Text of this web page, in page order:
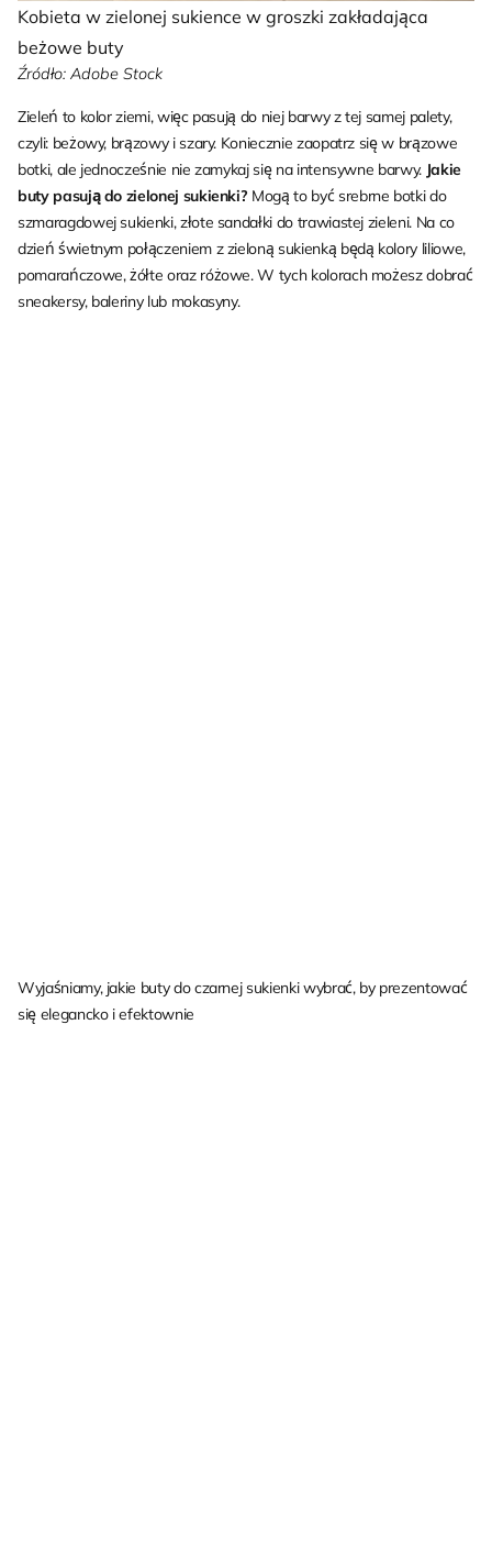
Kobieta w zielonej sukience w groszki zakładająca
beżowe buty
Źródło: Adobe Stock
Zieleń to kolor ziemi, więc pasują do niej barwy z tej samej palety,
czyli: beżowy, brązowy i szary. Koniecznie zaopatrz się w brązowe
botki, ale jednocześnie nie zamykaj się na intensywne barwy. Jakie
buty pasują do zielonej sukienki? Mogą to być srebrne botki do
szmaragdowej sukienki, złote sandałki do trawiastej zieleni. Na co
dzień świetnym połączeniem z zieloną sukienką będą kolory liliowe,
pomarańczowe, żółte oraz różowe. W tych kolorach możesz dobrać
sneakersy, baleriny lub mokasyny.
Wyjaśniamy, jakie buty do czarnej sukienki wybrać, by prezentować
się elegancko i efektownie